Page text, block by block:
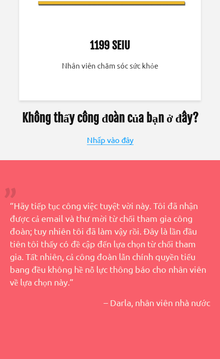
1199 SEIU
Nhân viên chăm sóc sức khỏe
Không thấy công đoàn của bạn ở đây?
Nhấp vào đây
“Hãy tiếp tục công việc tuyệt vời này. Tôi đã nhận
được cả email và thư mời từ chối tham gia công
đoàn; tuy nhiên tôi đã làm vậy rồi. Đây là lần đầu
tiên tôi thấy có đề cập đến lựa chọn từ chối tham
gia. Tất nhiên, cả công đoàn lẫn chính quyền tiểu
bang đều không hề nỗ lực thông báo cho nhân viên
về lựa chọn này.”
– Darla, nhân viên nhà nước